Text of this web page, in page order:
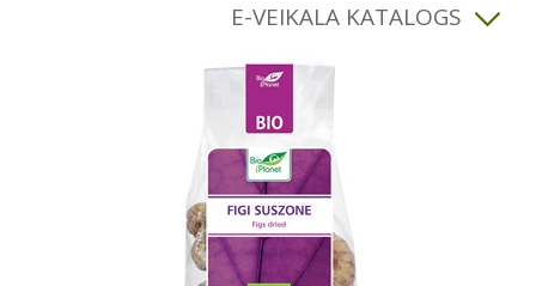
E-VEIKALA KATALOGS